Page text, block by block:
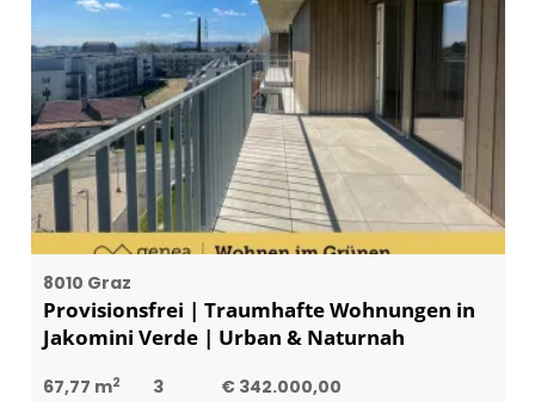
8010 Graz
Provisionsfrei | Traumhafte Wohnungen in
Jakomini Verde | Urban & Naturnah
67,77 m2 3 € 342.000,00